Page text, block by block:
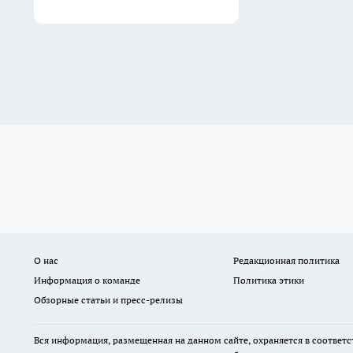
О нас Редакционная политика
Информация о команде
Политика этики
Обзорные статьи и пресс-релизы
Вся информация, размещенная на данном сайте, охраняется в